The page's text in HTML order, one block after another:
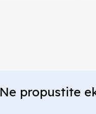
Ne propustite